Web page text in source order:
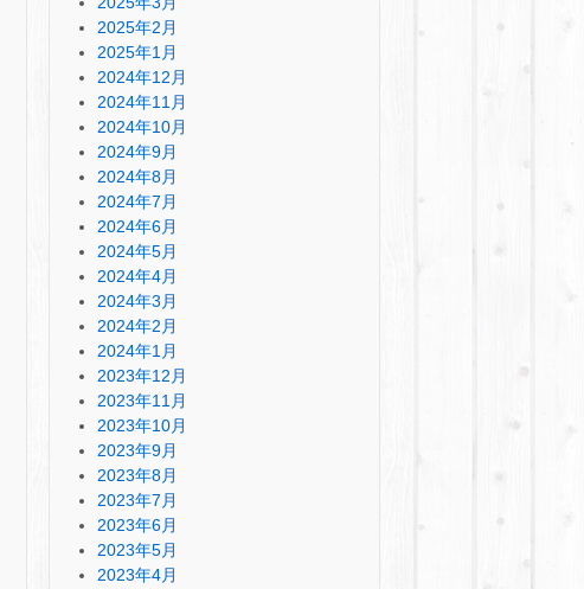
2025年2月
2025年1月
2024年12月
2024年11月
2024年10月
2024年9月
2024年8月
2024年7月
2024年6月
2024年5月
2024年4月
2024年3月
2024年2月
2024年1月
2023年12月
2023年11月
2023年10月
2023年9月
2023年8月
2023年7月
2023年6月
2023年5月
2023年4月